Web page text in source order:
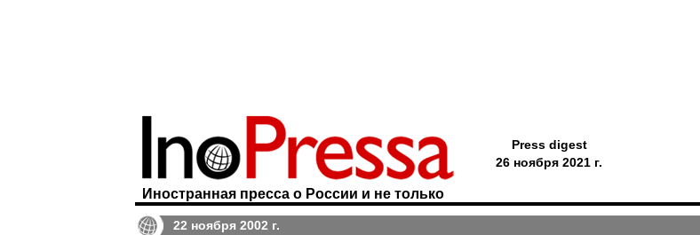
Иностранная пресса о России и не только
Press digest
26 ноября 2021 г.
22 ноября 2002 г.